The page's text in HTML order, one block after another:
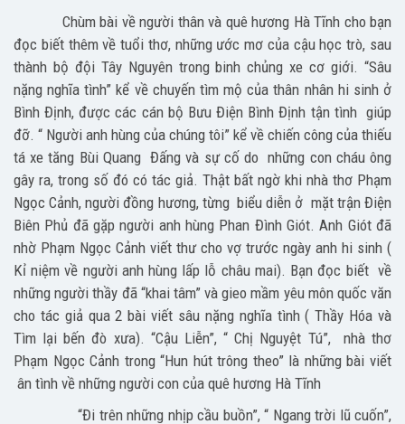
Chùm bài về người thân và quê hương Hà Tĩnh cho bạn
đọc biết thêm về tuổi thơ, những ước mơ của cậu học trò, sau
thành bộ đội Tây Nguyên trong binh chủng xe cơ giới. “Sâu
nặng nghĩa tình” kể về chuyến tìm mộ của thân nhân hi sinh ở
Bình Định, được các cán bộ Bưu Điện Bình Định tận tình giúp
đỡ. “ Người anh hùng của chúng tôi” kể về chiến công của thiếu
tá xe tăng Bùi Quang Đấng và sự cố do những con cháu ông
gây ra, trong số đó có tác giả. Thật bất ngờ khi nhà thơ Phạm
Ngọc Cảnh, người đồng hương, từng biểu diễn ở mặt trận Điện
Biên Phủ đã gặp người anh hùng Phan Đình Giót. Anh Giót đã
nhờ Phạm Ngọc Cảnh viết thư cho vợ trước ngày anh hi sinh (
Kỉ niệm về người anh hùng lấp lỗ châu mai). Bạn đọc biết về
những người thầy đã “khai tâm” và gieo mầm yêu môn quốc văn
cho tác giả qua 2 bài viết sâu nặng nghĩa tình ( Thầy Hóa và
Tìm lại bến đò xưa). “Cậu Liễn”, “ Chị Nguyệt Tú”, nhà thơ
Phạm Ngọc Cảnh trong “Hun hút trông theo” là những bài viết
ân tình về những người con của quê hương Hà Tĩnh
“Đi trên những nhịp cầu buồn”, “ Ngang trời lũ cuốn”,